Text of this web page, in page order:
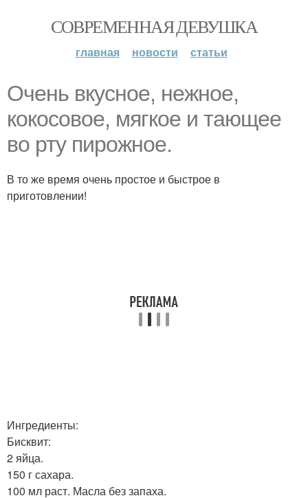
СОВРЕМЕННАЯ ДЕВУШКА
главная новости статьи
Очень вкусное, нежное,
кокосовое, мягкое и тающее
во рту пирожное.
В то же время очень простое и быстрое в
приготовлении!
Ингредиенты:
Бисквит:
2 яйца.
150 г сахара.
100 мл раст. Масла без запаха.